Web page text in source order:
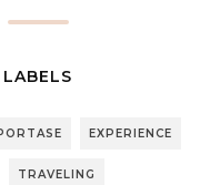
LABELS
EXPERIENCE
TRAVELING